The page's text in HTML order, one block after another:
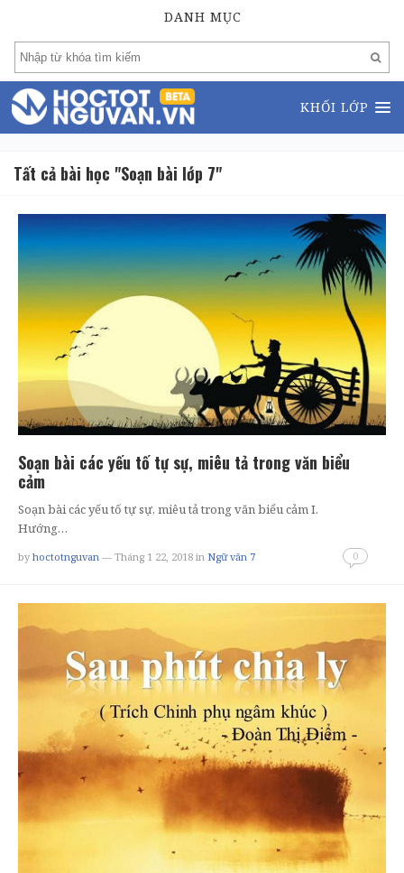
DANH MỤC
KHỐI LỚP
Tất cả bài học "Soạn bài lớp 7"
Soạn bài các yếu tố tự sự, miêu tả trong văn biểu
cảm
Soạn bài các yếu tố tự sự, miêu tả trong văn biểu cảm I.
Hướng…
by hoctotnguvan — Tháng 1 22, 2018 in Ngữ văn 7 0